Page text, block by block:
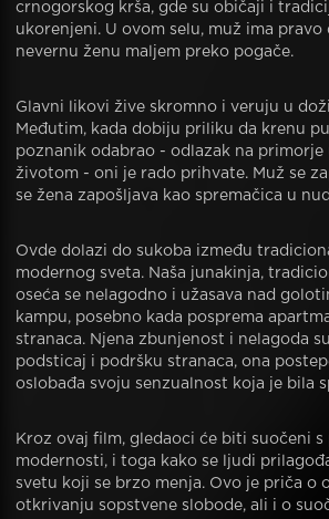
crnogorskog krša, gde su običaji i
ukorenjeni. U ovom selu, muž ima pravo
nevernu ženu maljem preko pogače.
Glavni likovi žive skromno i veruju u
Međutim, kada dobiju priliku da krenu
poznanik odabrao - odlazak na
životom - oni je rado prihvate. Muž se
se žena zapošljava kao spremačica u
Ovde dolazi do sukoba između
modernog sveta. Naša junakinja,
oseća se nelagodno i užasava nad
kampu, posebno kada posprema
stranaca. Njena zbunjenost i nelagoda
podsticaj i podršku stranaca, ona
oslobađa svoju senzualnost koja je bila
Kroz ovaj film, gledaoci će biti suočeni
modernosti, i toga kako se ljudi
svetu koji se brzo menja. Ovo je priča o
otkrivanju sopstvene slobode, ali i o